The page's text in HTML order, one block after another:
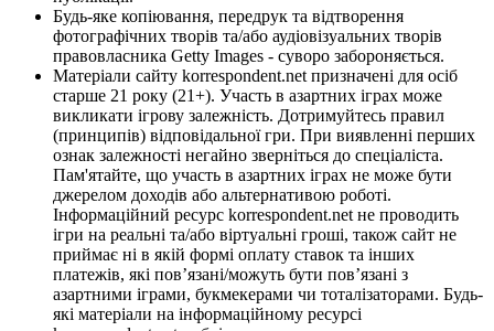
Будь-яке копіювання, передрук та відтворення
фотографічних творів та/або аудіовізуальних творів
правовласника Getty Images - суворо забороняється.
Матеріали сайту korrespondent.net призначені для осіб
старше 21 року (21+). Участь в азартних іграх може
викликати ігрову залежність. Дотримуйтесь правил
(принципів) відповідальної гри. При виявленні перших
ознак залежності негайно зверніться до спеціаліста.
Пам'ятайте, що участь в азартних іграх не може бути
джерелом доходів або альтернативою роботі.
Інформаційний ресурс korrespondent.net не проводить
ігри на реальні та/або віртуальні гроші, також сайт не
приймає ні в якій формі оплату ставок та інших
платежів, які пов’язані/можуть бути пов’язані з
азартними іграми, букмекерами чи тоталізаторами. Будь-
які матеріали на інформаційному ресурсі